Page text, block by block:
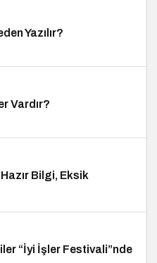
Yazılır?
Vardır?
Bilgi, Eksik
“İyi İşler Festivali”nde